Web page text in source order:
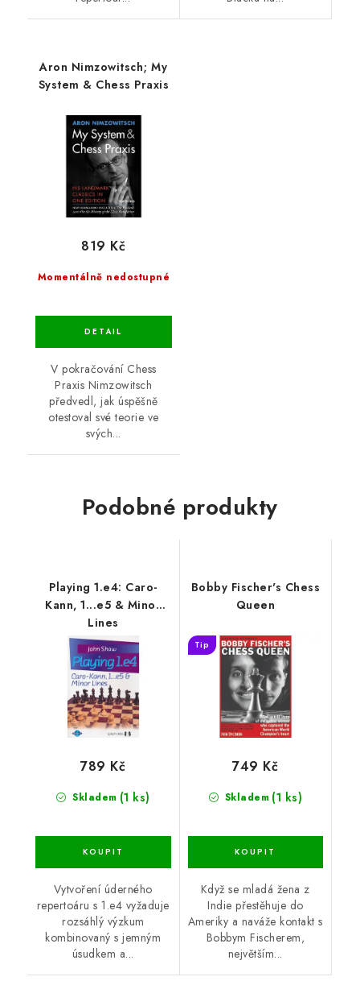
Aron Nimzowitsch; My
System & Chess Praxis
Momentálně nedostupné
819 Kč
V pokračování Chess
Praxis Nimzowitsch
předvedl, jak úspěšně
otestoval své teorie ve
svých...
Podobné produkty
Playing 1.e4: Caro-
Kann, 1...e5 & Minor
Lines
Skladem (1 ks)
789 Kč
Vytvoření úderného
repertoáru s 1.e4 vyžaduje
rozsáhlý výzkum
kombinovaný s jemným
úsudkem a...
Bobby Fischer's Chess
Queen
Tip
Skladem (1 ks)
749 Kč
Když se mladá žena z
Indie přestěhuje do
Ameriky a naváže kontakt s
Bobbym Fischerem,
největším...